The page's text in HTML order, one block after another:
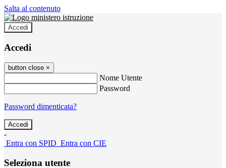
Salta al contenuto
Accedi
Accedi
button close ×
Nome Utente
Password
Password dimenticata?
-
Entra con SPID Entra con CIE
Seleziona utente